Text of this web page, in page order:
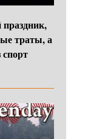
праздник,
траты, а